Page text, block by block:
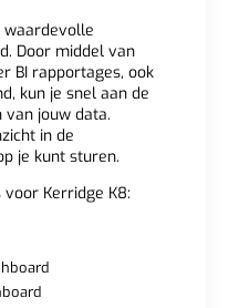
waardevolle
Door middel van
BI rapportages, ook
kun je snel aan de
jouw data.
in de
je kunt sturen.
Kerridge K8: